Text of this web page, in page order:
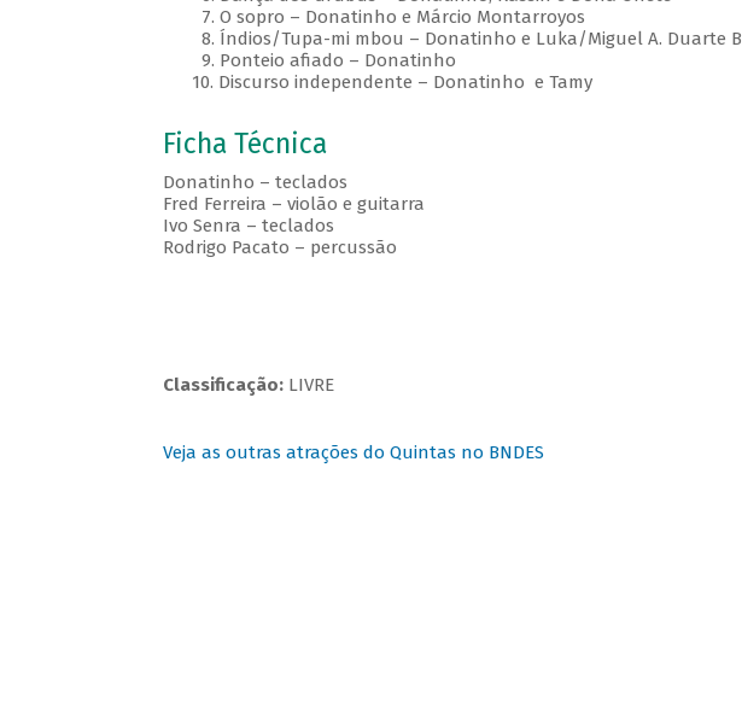
7. O sopro – Donatinho e Márcio Montarroyos
8. Índios/Tupa-mi mbou – Donatinho e Luka/Miguel A. Duarte
9. Ponteio afiado – Donatinho
10. Discurso independente – Donatinho e Tamy
Ficha Técnica
Donatinho – teclados
Fred Ferreira – violão e guitarra
Ivo Senra – teclados
Rodrigo Pacato – percussão
Classificação: LIVRE
Veja as outras atrações do Quintas no BNDES